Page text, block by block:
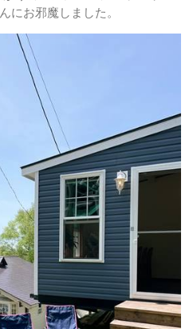
にお邪魔しました。